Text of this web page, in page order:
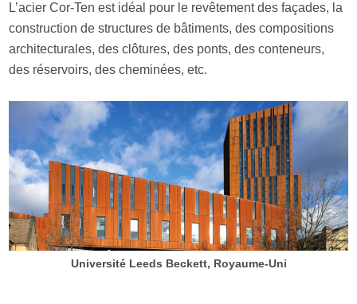
L’acier Cor-Ten est idéal pour le revêtement des façades, la
construction de structures de bâtiments, des compositions
architecturales, des clôtures, des ponts, des conteneurs,
des réservoirs, des cheminées, etc.
Université Leeds Beckett, Royaume-Uni